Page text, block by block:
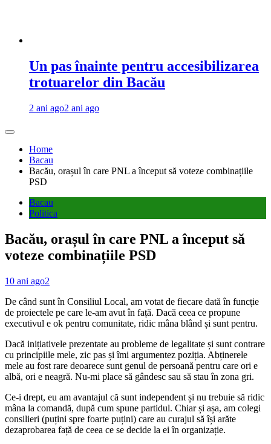
Un pas înainte pentru accesibilizarea
trotuarelor din Bacău
2 ani ago2 ani ago
Home
Bacau
Bacău, orașul în care PNL a început să voteze combinațiile
PSD
Bacau
Politica
Bacău, orașul în care PNL a început să
voteze combinațiile PSD
10 ani ago2
De când sunt în Consiliul Local, am votat de fiecare dată în funcție
de proiectele pe care le-am avut în față. Dacă ceea ce propune
executivul e ok pentru comunitate, ridic mâna blând și sunt pentru.
Dacă inițiativele prezentate au probleme de legalitate și sunt contrare
cu principiile mele, zic pas și îmi argumentez poziția. Abținerele
mele au fost rare deoarece sunt genul de persoană pentru care ori e
albă, ori e neagră. Nu-mi place să gândesc sau să stau în zona gri.
Ce-i drept, eu am avantajul că sunt independent și nu trebuie să ridic
mâna la comandă, după cum spune partidul. Chiar și așa, am colegi
consilieri (puțini spre foarte puțini) care au curajul să își arăte
dezaprobarea față de ceea ce se decide la ei în organizație.